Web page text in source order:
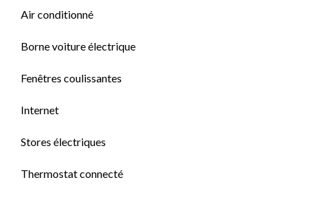
Air conditionné
Borne voiture électrique
Fenêtres coulissantes
Internet
Stores électriques
Thermostat connecté